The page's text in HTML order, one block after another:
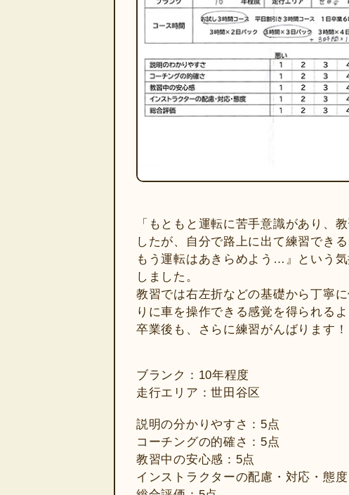
「もともと運転に苦手意識があり、
したが、自分で路上に出て練習でき
もう運転はあきらめよう…』という
しました。
教習では右左折などの基礎から丁寧
りに車を操作できる感覚を得られるよ
卒業後も、さらに練習がんばります
ブランク：10年程度
走行エリア：世田谷区
説明の分かりやすさ：5点
コーチングの的確さ：5点
教習中の安心感：5点
インストラクターの配慮・対応・態